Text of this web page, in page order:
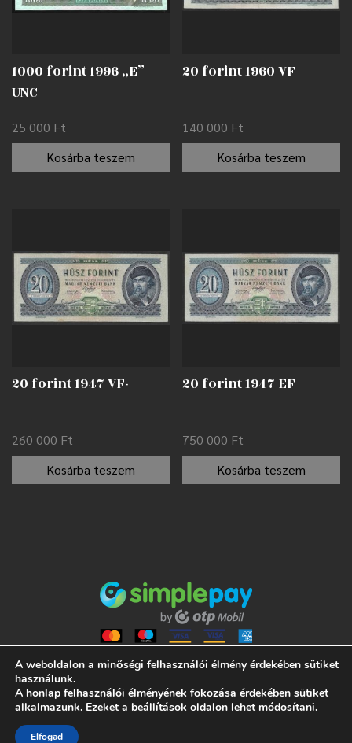
1000 forint 1996 „E”
UNC
25 000 Ft
Kosárba teszem
20 forint 1960 VF
140 000 Ft
Kosárba teszem
20 forint 1947 VF-
260 000 Ft
Kosárba teszem
20 forint 1947 EF
750 000 Ft
Kosárba teszem
ALL RIGHTS RESERVED 2021 NUMISMANIA
ÁLTALÁNOS SZERZŐDÉSI FELTÉTELEK
A weboldalon a minőségi felhasználói élmény érdekében sütiket
használunk.
A honlap felhasználói élményének fokozása érdekében sütiket
alkalmazunk. Ezeket a beállítások oldalon lehet módosítani.
Elfogad